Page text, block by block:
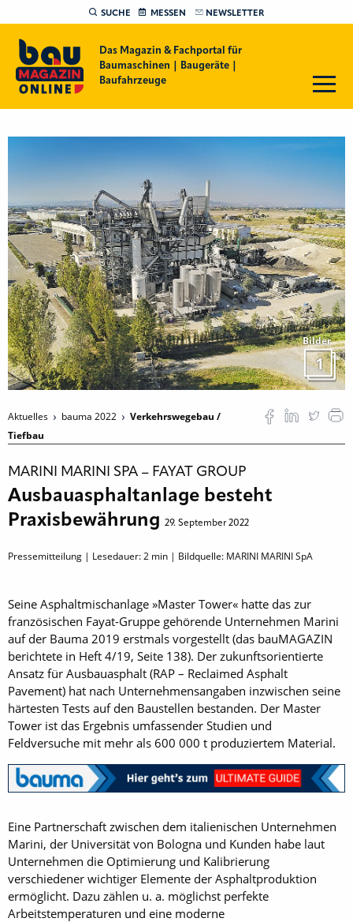
SUCHE MESSEN NEWSLETTER
Das Magazin & Fachportal für
Baumaschinen | Baugeräte |
Baufahrzeuge
Bilder
1
Aktuelles bauma 2022
Verkehrswegebau /
Tiefbau
MARINI MARINI SPA – FAYAT GROUP
Ausbauasphaltanlage besteht
Praxisbewährung 29. September 2022
Pressemitteilung | Lesedauer:2 min | Bildquelle: MARINI MARINI SpA
Seine Asphaltmischanlage »Master Tower« hatte das zur
französischen Fayat-Gruppe gehörende Unternehmen Marini
auf der Bauma 2019 erstmals vorgestellt (das bauMAGAZIN
berichtete in Heft 4/19, Seite 138). Der zukunftsorientierte
Ansatz für Ausbauasphalt (RAP – Reclaimed Asphalt
Pavement) hat nach Unternehmensangaben inzwischen seine
härtesten Tests auf den Baustellen bestanden. Der Master
Tower ist das Ergebnis umfassender Studien und
Feldversuche mit mehr als 600 000 t produziertem Material.
Eine Partnerschaft zwischen dem italienischen Unternehmen
Marini, der Universität von Bologna und Kunden habe laut
Unternehmen die Optimierung und Kalibrierung
verschiedener wichtiger Elemente der Asphaltproduktion
ermöglicht. Dazu zählen u. a. möglichst perfekte
Arbeitstemperaturen und eine moderne